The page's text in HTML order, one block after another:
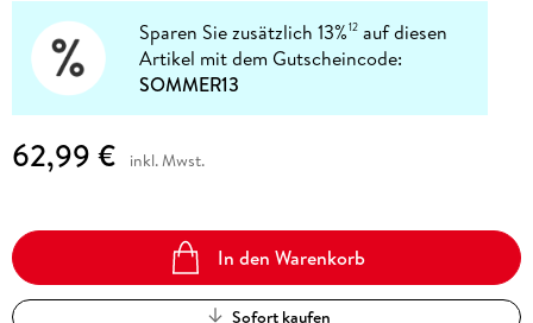
Sparen Sie zusätzlich 13%12 auf diesen
Artikel mit dem Gutscheincode:
SOMMER13
62,99 € inkl. Mwst.
In den Warenkorb
Sofort kaufen